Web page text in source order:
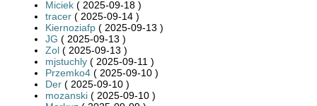
Miciek ( 2025-09-18 )
tracer ( 2025-09-14 )
Kiernoziafp ( 2025-09-13 )
JG ( 2025-09-13 )
Zol ( 2025-09-13 )
mjstuchly ( 2025-09-11 )
Przemko4 ( 2025-09-10 )
Der ( 2025-09-10 )
mozanski ( 2025-09-10 )